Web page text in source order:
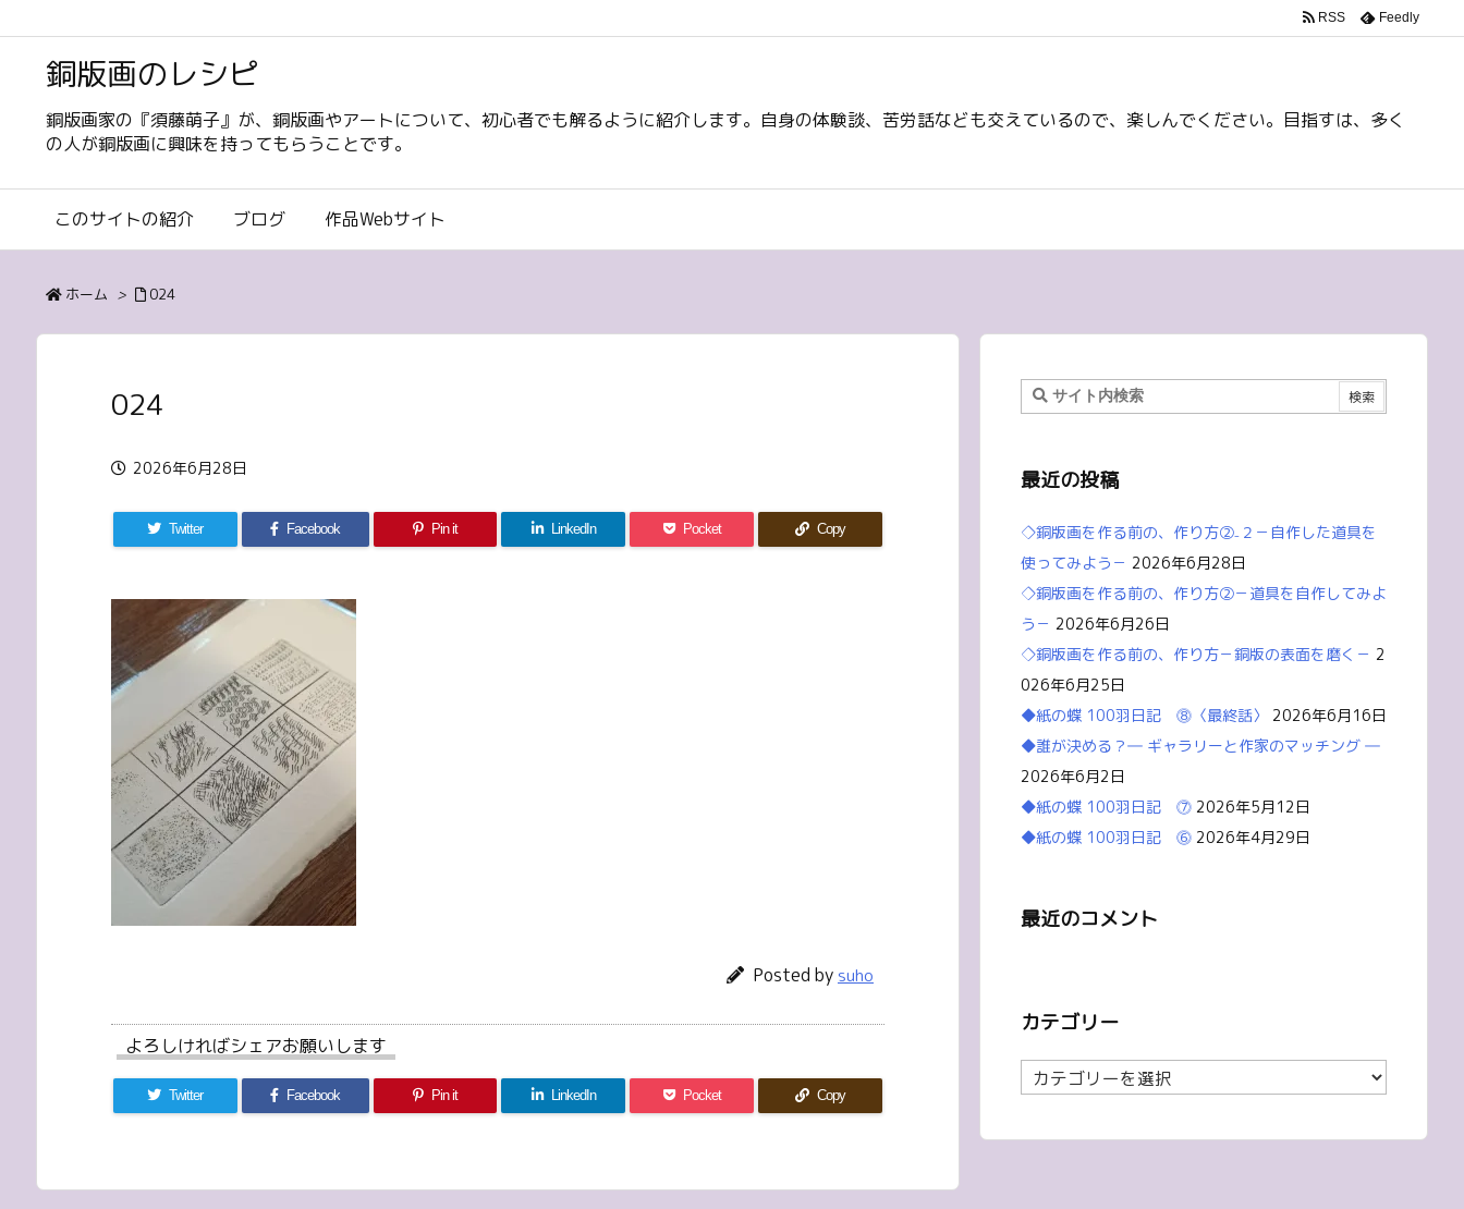
銅版画のレシピ
銅版画家の『須藤萌子』が、銅版画やアートについて、初心者でも解るように紹介します。自身の体験談、苦労話なども交えているので、楽しんでください。目指すは、多く
の人が銅版画に興味を持ってもらうことです。
このサイトの紹介 ブログ 作品Webサイト
RSS Feedly
ホーム > 024
024
2026年6月28日
Twitter Facebook Pin it LinkedIn Pocket Copy
Posted by suho
よろしければシェアお願いします
Twitter Facebook Pin it LinkedIn Pocket Copy
最近の投稿
◇銅版画を作る前の、作り方②₋２－自作した道具を
使ってみよう－ 2026年6月28日
◇銅版画を作る前の、作り方②－道具を自作してみよ
う－ 2026年6月26日
◇銅版画を作る前の、作り方－銅版の表面を磨く－ 2
026年6月25日
◆紙の蝶 100羽日記 ⓼〈最終話〉
2026年6月16日
◆誰が決める？― ギャラリーと作家のマッチング ―
2026年6月2日
◆紙の蝶 100羽日記 ⓻ 2026年5月12日
◆紙の蝶 100羽日記 ⓺ 2026年4月29日
最近のコメント
カテゴリー
カ
テ
リ